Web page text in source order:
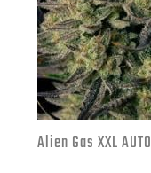
Alien Gas XXL AUTO